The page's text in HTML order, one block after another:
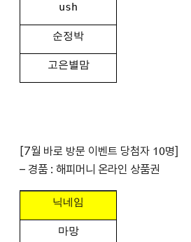
ush
순정박
고은별맘
[7월 바로 방문 이벤트 당첨자 10명
– 경품 : 해피머니 온라인 상품권
닉네임
마망